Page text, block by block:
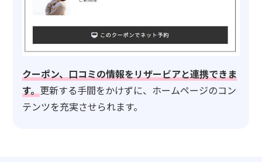
クーポン、口コミの情報をリザービアと連携できま
す。 更新する手間をかけずに、ホームページのコン
テンツを充実させられます。